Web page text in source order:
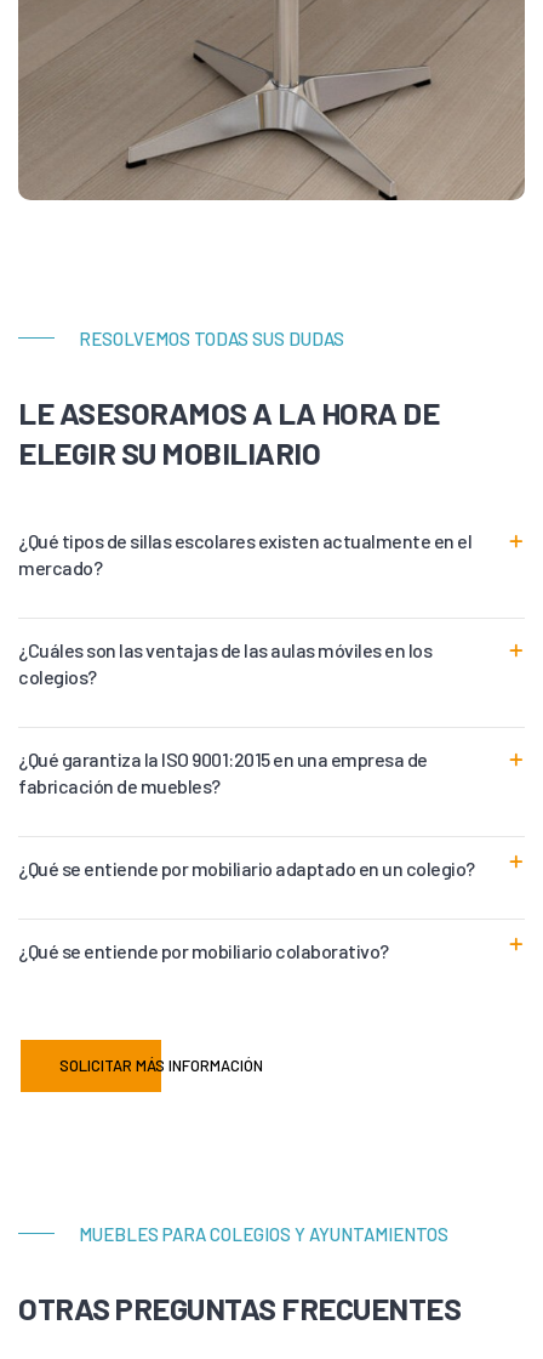
RESOLVEMOS TODAS SUS DUDAS
LE ASESORAMOS A LA HORA DE
ELEGIR SU MOBILIARIO
¿Qué tipos de sillas escolares existen actualmente en el
mercado?
¿Cuáles son las ventajas de las aulas móviles en los
colegios?
¿Qué garantiza la ISO 9001:2015 en una empresa de
fabricación de muebles?
¿Qué se entiende por mobiliario adaptado en un colegio?
¿Qué se entiende por mobiliario colaborativo?
SOLICITAR MÁS INFORMACIÓN
MUEBLES PARA COLEGIOS Y AYUNTAMIENTOS
OTRAS PREGUNTAS FRECUENTES